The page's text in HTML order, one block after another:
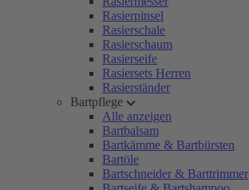
Rasierpinsel
Rasierschale
Rasierschaum
Rasierseife
Rasiersets Herren
Rasierständer
Bartpflege
Alle anzeigen
Bartbalsam
Bartkämme & Bartbürsten
Bartöle
Bartschneider & Barttrimmer